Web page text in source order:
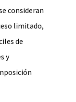
consideran
limitado,
de
y